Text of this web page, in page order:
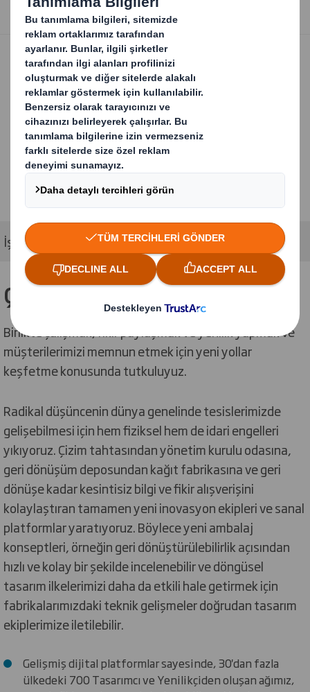
İşbirliği ekosistemimiz
Çalışma şeklimizi değiştiriyoruz
Birlikte çalışmak, fikir paylaşmak ve yenilik yapmak ve
müşterilerimizi memnun etmek için yeni yollar
keşfetme konusunda tutkuluyuz.
Radikal düşüncenin dünya genelinde tesislerimizde
gelişebilmesi için hem fiziksel hem de idari engelleri
yıkıyoruz. Çizim tahtasından yönetim kurulu odasına,
geri dönüşüm deposundan kağıt fabrikasına ve geri
dönüşe kadar kesintisiz bilgi ve fikir alışverişini
kolaylaştıran tamamen yeni inovasyon ekipleri ve sanal
platformlar yaratıyoruz. Böylece yeni ambalaj
konseptleri, örneğin geri dönüştürülebilirlik açısından
hızlı ve kolay bir şekilde incelenebilir ve döngüsel
tasarım ilkelerimizi daha da etkili hale getirmek için
fabrikalarımızdaki teknik gelişmeler doğrudan tasarım
ekiplerimize iletilebilir.
Gelişmiş dijital platformlar sayesinde, 30'dan fazla
ülkedeki 700 Tasarımcı ve Yenilikçiden oluşan ağımız,